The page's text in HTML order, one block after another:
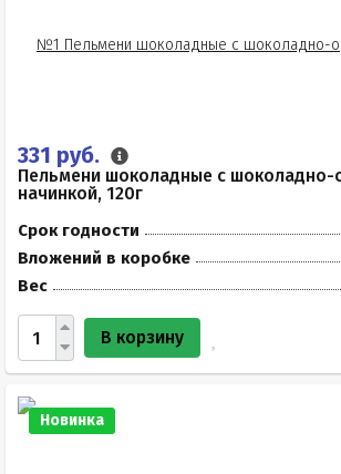
331 руб.
Пельмени шоколадные с шоколадно-
начинкой, 120г
Срок годности
Вложений в коробке
Вес
В корзину
Новинка